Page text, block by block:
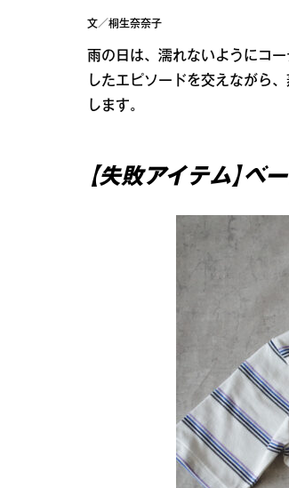
文／桐生奈奈子
雨の日は、濡れないようにコ
したエピソードを交えながら
します。
【失敗アイテム】ベ